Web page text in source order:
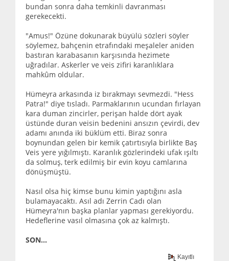
bundan sonra daha temkinli davranması
gerekecekti.
"Amus!" Özüne dokunarak büyülü sözleri söyler
söylemez, bahçenin etrafındaki meşaleler aniden
bastıran karabasanın karşısında hezimete
uğradılar. Askerler ve veis zifiri karanlıklara
mahkûm oldular.
Hümeyra arkasında iz bırakmayı sevmezdi. "Hess
Patra!" diye tısladı. Parmaklarının ucundan fırlayan
kara duman zincirler, perişan halde dört ayak
üstünde duran veisin bedenini ansızın çevirdi, dev
adamı anında iki büklüm etti. Biraz sonra
boynundan gelen bir kemik çatırtısıyla birlikte Baş
Veis yere yığılmıştı. Karanlık gözlerindeki ufak ışıltı
da solmuş, terk edilmiş bir evin koyu camlarına
dönüşmüştü.
Nasıl olsa hiç kimse bunu kimin yaptığını asla
bulamayacaktı. Asıl adı Zerrin Cadı olan
Hümeyra'nın başka planlar yapması gerekiyordu.
Hedeflerine vasıl olmasına çok az kalmıştı.
SON...
Kayıtlı